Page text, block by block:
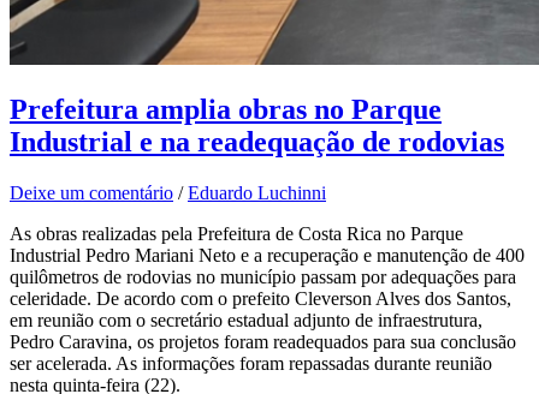
Prefeitura amplia obras no Parque
Industrial e na readequação de rodovias
Deixe um comentário /Eduardo Luchinni
As obras realizadas pela Prefeitura de Costa Rica no Parque
Industrial Pedro Mariani Neto e a recuperação e manutenção de 400
quilômetros de rodovias no município passam por adequações para
celeridade. De acordo com o prefeito Cleverson Alves dos Santos,
em reunião com o secretário estadual adjunto de infraestrutura,
Pedro Caravina, os projetos foram readequados para sua conclusão
ser acelerada. As informações foram repassadas durante reunião
nesta quinta-feira (22).